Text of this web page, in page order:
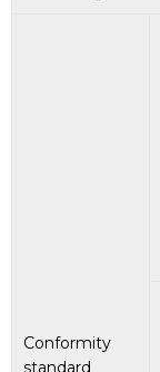
Conformity
standard